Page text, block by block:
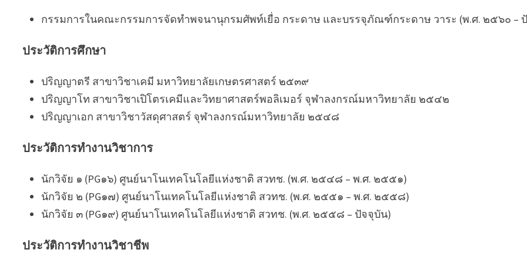
กรรมการในคณะกรรมการจัดทำพจนานุกรมศัพท์เยื่อ กระดาษ และบรรจุภัณฑ์กระดาษ วาระ (พ.ศ. ๒๕๖๐ –
ประวัติการศึกษา
ปริญญาตรี สาขาวิชาเคมี มหาวิทยาลัยเกษตรศาสตร์ ๒๕๓๙
ปริญญาโท สาขาวิชาเปิโตรเคมีและวิทยาศาสตร์พอลิเมอร์ จุฬาลงกรณ์มหาวิทยาลัย ๒๕๔๒
ปริญญาเอก สาขาวิชาวัสดุศาสตร์ จุฬาลงกรณ์มหาวิทยาลัย ๒๕๔๘
ประวัติการทำงานวิชาการ
นักวิจัย ๑ (PG๑๖) ศูนย์นาโนเทคโนโลยีแห่งชาติ สวทช. (พ.ศ. ๒๕๔๘ – พ.ศ. ๒๕๕๑)
นักวิจัย ๒ (PG๑๗) ศูนย์นาโนเทคโนโลยีแห่งชาติ สวทช. (พ.ศ. ๒๕๕๑ – พ.ศ. ๒๕๕๘)
นักวิจัย ๓ (PG๑๙) ศูนย์นาโนเทคโนโลยีแห่งชาติ สวทช. (พ.ศ. ๒๕๕๘ – ปัจจุบัน)
ประวัติการทำงานวิชาชีพ